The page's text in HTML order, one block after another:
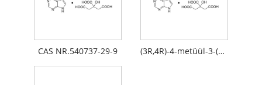
CAS NR.540737-29-9 (3R,4R)-4-metüül-3-(metüül-7H-pürrolo[2,3-d]pürimidiin-4-üülamino)-b-okso-1-piperidiinpropaannitriil: 2-hüdroksü-1,2,3- propaantrikarboksülaat